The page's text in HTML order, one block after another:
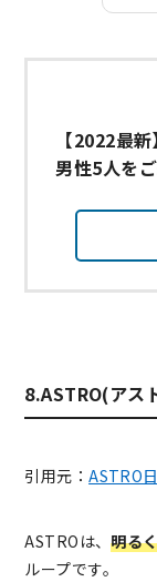
【2022最
男性5人を
8.ASTRO(アス
引用元：ASTRO
ASTROは、明る
ループです。